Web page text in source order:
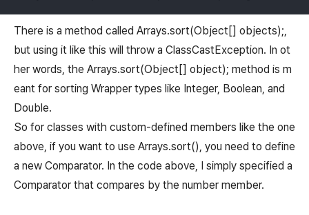
There is a method called Arrays.sort(Object[] objects);,
but using it like this will throw a ClassCastException. In ot
her words, the Arrays.sort(Object[] object); method is m
eant for sorting Wrapper types like Integer, Boolean, and
Double.
So for classes with custom-defined members like the one
above, if you want to use Arrays.sort(), you need to define
a new Comparator. In the code above, I simply specified a
Comparator that compares by the number member.